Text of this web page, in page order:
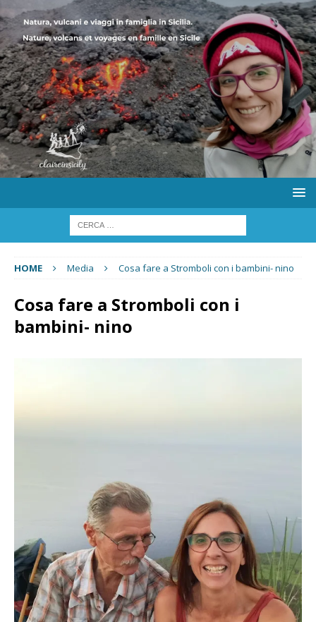
HOME Media Cosa fare a Stromboli con i bambini- nino
Cosa fare a Stromboli con i
bambini- nino